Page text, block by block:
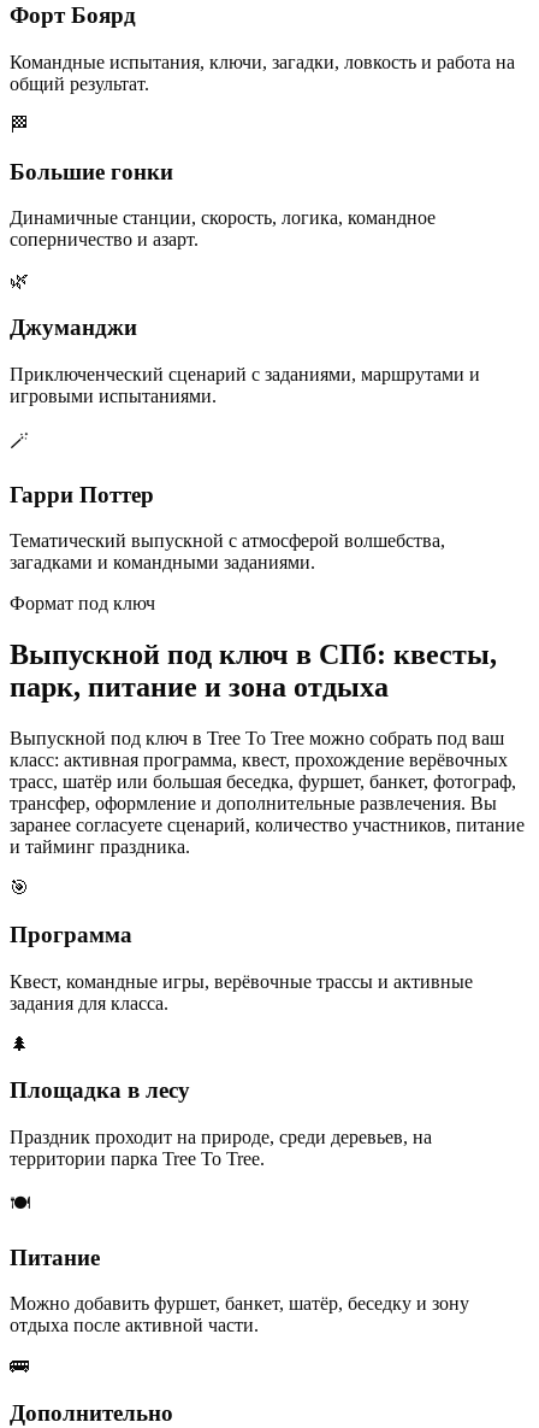
Форт Боярд
Командные испытания, ключи, загадки, ловкость и работа на
общий результат.
🏁
Большие гонки
Динамичные станции, скорость, логика, командное
соперничество и азарт.
🌿
Джуманджи
Приключенческий сценарий с заданиями, маршрутами и
игровыми испытаниями.
🪄
Гарри Поттер
Тематический выпускной с атмосферой волшебства,
загадками и командными заданиями.
Формат под ключ
Выпускной под ключ в СПб: квесты,
парк, питание и зона отдыха
Выпускной под ключ в Tree To Tree можно собрать под ваш
класс: активная программа, квест, прохождение верёвочных
трасс, шатёр или большая беседка, фуршет, банкет, фотограф,
трансфер, оформление и дополнительные развлечения. Вы
заранее согласуете сценарий, количество участников, питание
и тайминг праздника.
🎯
Программа
Квест, командные игры, верёвочные трассы и активные
задания для класса.
🌲
Площадка в лесу
Праздник проходит на природе, среди деревьев, на
территории парка Tree To Tree.
🍽️
Питание
Можно добавить фуршет, банкет, шатёр, беседку и зону
отдыха после активной части.
🚌
Дополнительно